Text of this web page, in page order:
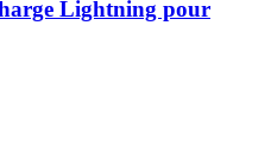
Lightning pour